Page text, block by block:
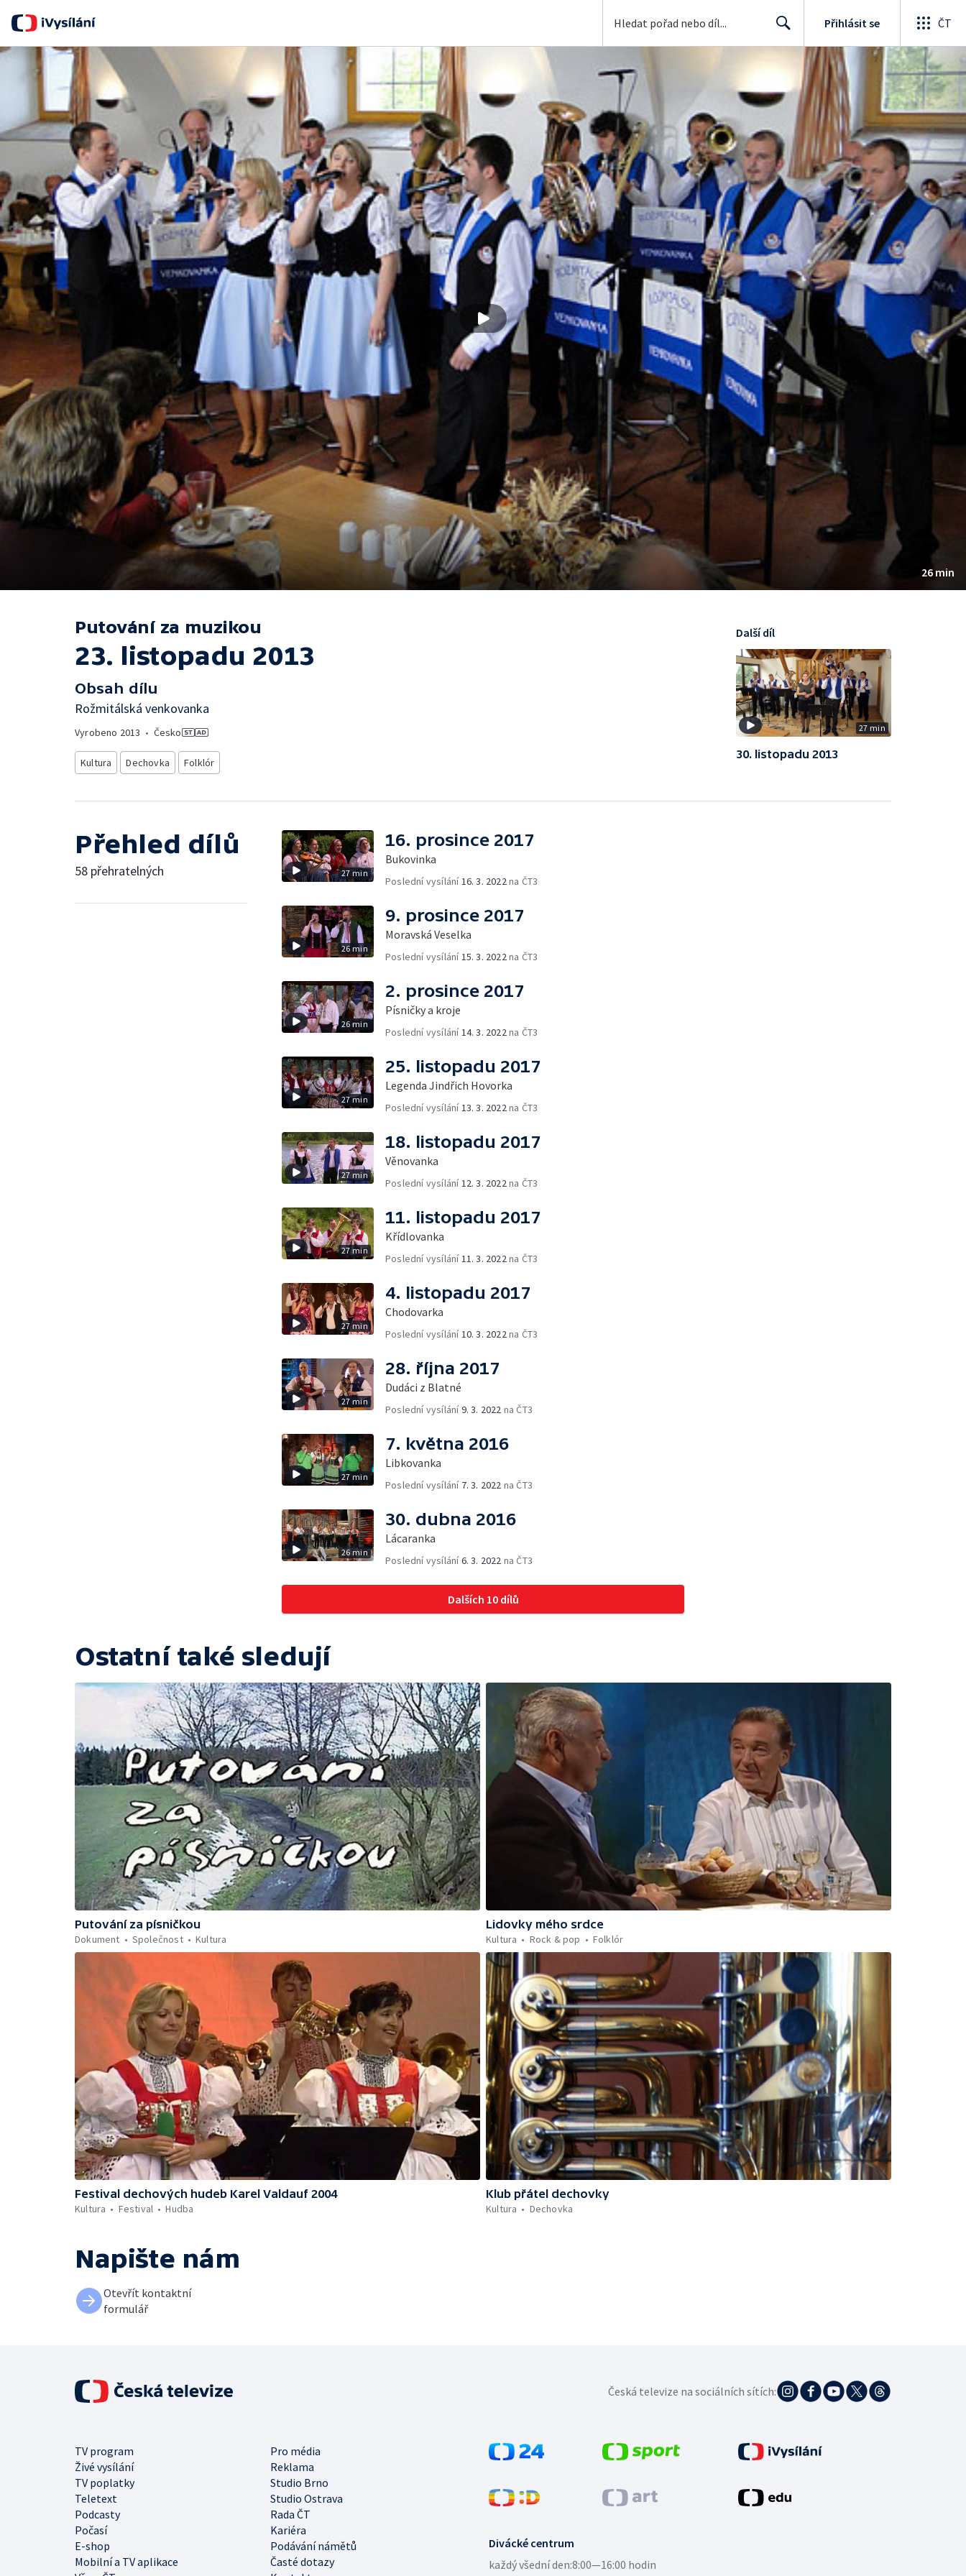
Přihlásit se ČT
26 min
Putování za muzikou
23. listopadu 2013
Obsah dílu
Rožmitálská venkovanka
Vyrobeno 2013 • Česko
Kultura Dechovka Folklór
27 min
Další díl
30. listopadu 2013
Přehled dílů
58 přehratelných 27 min
16. prosince 2017
Bukovinka
Poslední vysílání 16. 3. 2022 na ČT3
26 min
9. prosince 2017
Moravská Veselka
Poslední vysílání 15. 3. 2022 na ČT3
26 min
2. prosince 2017
Písničky a kroje
Poslední vysílání 14. 3. 2022 na ČT3
27 min
25. listopadu 2017
Legenda Jindřich Hovorka
Poslední vysílání 13. 3. 2022 na ČT3
27 min
18. listopadu 2017
Věnovanka
Poslední vysílání 12. 3. 2022 na ČT3
27 min
11. listopadu 2017
Křídlovanka
Poslední vysílání 11. 3. 2022 na ČT3
27 min
4. listopadu 2017
Chodovarka
Poslední vysílání 10. 3. 2022 na ČT3
27 min
28. října 2017
Dudáci z Blatné
Poslední vysílání9. 3. 2022 na ČT3
27 min
7. května 2016
Libkovanka
Poslední vysílání 7. 3. 2022 na ČT3
26 min
30. dubna 2016
Lácaranka
Poslední vysílání6. 3. 2022 na ČT3
Dalších 10 dílů
Ostatní také sledují
Putování za písničkou
Dokument
Společnost Kultura
Lidovky mého srdce
Kultura
Rock & pop Folklór
Festival dechových hudeb Karel Valdauf 2004
Kultura
Festival Hudba
Klub přátel dechovky
Kultura
Dechovka
Napište nám
Otevřít kontaktní
formulář
Divácké centrum
každý všední den:8:00—16:00 hodin
TV program
Pro média
Živé vysílání
Reklama
TV poplatky
Studio Brno
Teletext
Studio Ostrava
Podcasty
Rada ČT
Počasí
Kariéra
E-shop
Podávání námětů
Mobilní a TV aplikace
Časté dotazy
Česká televize na sociálních sítích: